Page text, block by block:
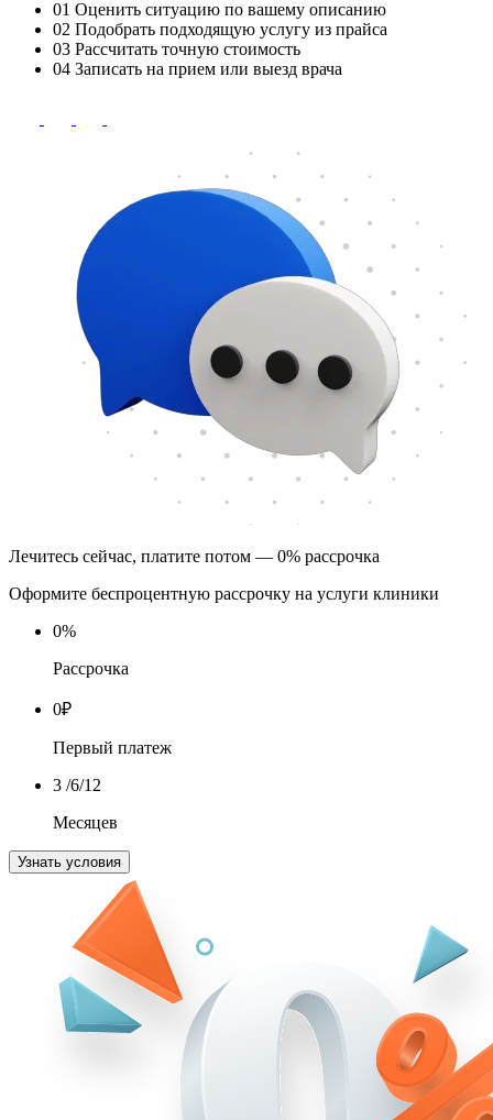
01 Оценить ситуацию по вашему описанию
02 Подобрать подходящую услугу из прайса
03 Рассчитать точную стоимость
04 Записать на прием или выезд врача
Лечитесь сейчас, платите потом — 0% рассрочка
Оформите беспроцентную рассрочку на услуги клиники
0%
Рассрочка
0₽
Первый платеж
3 /6/12
Месяцев
Узнать условия